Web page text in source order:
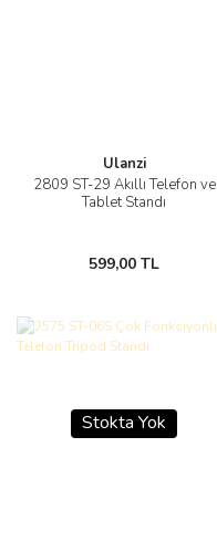
Ulanzi
2809 ST-29 Akıllı Telefon ve
Tablet Standı
599,00 TL
Stokta Yok